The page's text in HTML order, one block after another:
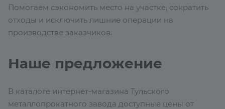
Помогаем сэкономить место на участке, сократить
отходы и исключить лишние операции на
производстве заказчиков.
Наше предложение
В каталоге интернет-магазина Тульского
металлопрокатного завода доступные цены от